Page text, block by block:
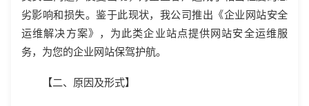
劣影响和损失。鉴于此现状，我公司推出《企业网站安全
运维解决方案》，为此类企业站点提供网站安全运维服
务，为您的企业网站保驾护航。
【二、原因及形式】